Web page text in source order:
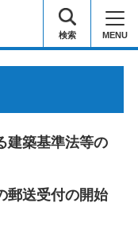
検索 MENU
建築基準法等の
郵送受付の開始